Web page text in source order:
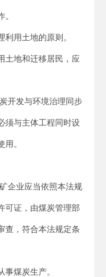
用土地的原则。
土地和迁移居民，应
开发与环境治理同步
须与主体工程同时设
。
企业应当依照本法规
可证，由煤炭管理部
查，符合本法规定条
煤炭生产。